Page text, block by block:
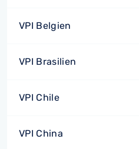
VPI Belgien
VPI Brasilien
VPI Chile
VPI China